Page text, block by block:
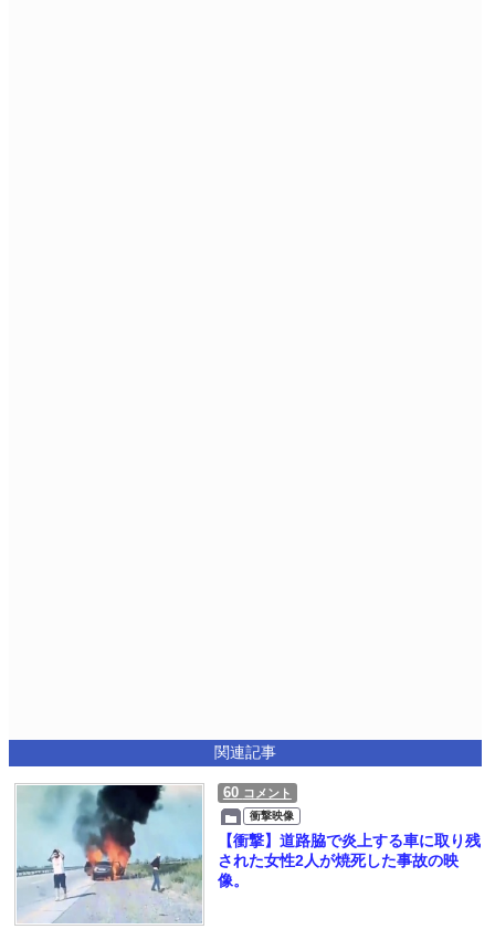
関連記事
60 コメント
衝撃映像
【衝撃】道路脇で炎上する車に取り残
された女性2人が焼死した事故の映
像。